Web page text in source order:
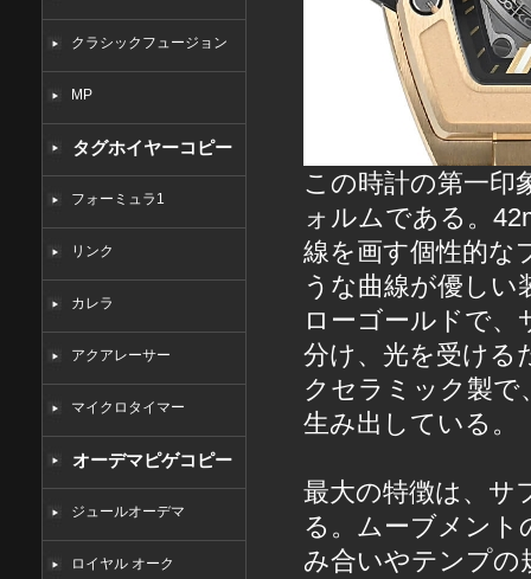
クラシックフュージョン
MP
タグホイヤーコピー
フォーミュラ1
リンク
カレラ
アクアレーサー
マイクロタイマー
オーデマピゲコピー
ジュールオーデマ
ロイヤル オーク
この時計の第一印
ォルムである。
線を画す個性的な
うな曲線が優しい
ローゴールドで
分け、光を受ける
クセラミック製
生み出している。
最大の特徴は、サ
る。ムーブメント
み合いやテンプの